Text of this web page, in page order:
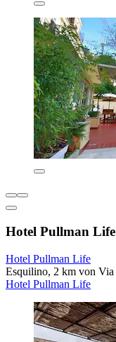
Hotel Pullman Life
Hotel Pullman Life
Esquilino, 2 km von
Hotel Pullman Life